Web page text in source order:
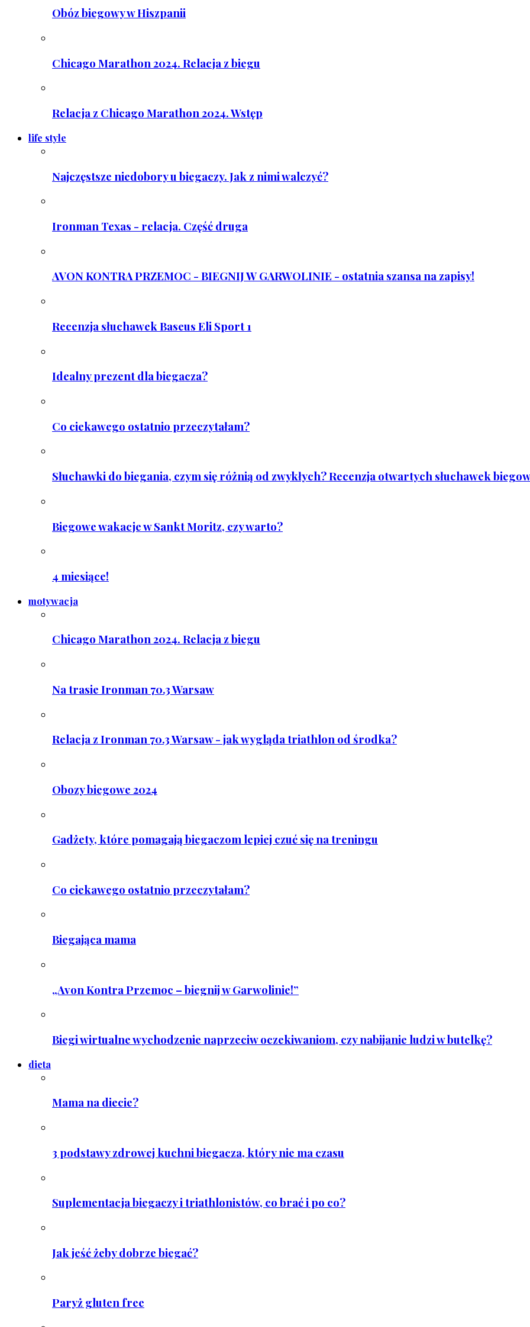
Obóz biegowy w Hiszpanii
Chicago Marathon 2024. Relacja z biegu
Relacja z Chicago Marathon 2024. Wstęp
life style
Najczęstsze niedobory u biegaczy. Jak z nimi walczyć?
Ironman Texas - relacja. Część druga
AVON KONTRA PRZEMOC - BIEGNIJ W GARWOLINIE - ostatnia szansa na zapisy!
Recenzja słuchawek Baseus Eli Sport 1
Idealny prezent dla biegacza?
Co ciekawego ostatnio przeczytałam?
Słuchawki do biegania, czym się różnią od zwykłych? Recenzja otwartych słuchawek
Biegowe wakacje w Sankt Moritz, czy warto?
4 miesiące!
motywacja
Chicago Marathon 2024. Relacja z biegu
Na trasie Ironman 70.3 Warsaw
Relacja z Ironman 70.3 Warsaw - jak wygląda triathlon od środka?
Obozy biegowe 2024
Gadżety, które pomagają biegaczom lepiej czuć się na treningu
Co ciekawego ostatnio przeczytałam?
Biegająca mama
„Avon Kontra Przemoc – biegnij w Garwolinie!”
Biegi wirtualne wychodzenie naprzeciw oczekiwaniom, czy nabijanie ludzi w butelkę?
dieta
Mama na diecie?
3 podstawy zdrowej kuchni biegacza, który nie ma czasu
Suplementacja biegaczy i triathlonistów, co brać i po co?
Jak jeść żeby dobrze biegać?
Paryż gluten free